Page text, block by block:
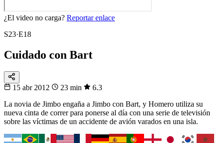
¿El video no carga? Reportar enlace
S23·E18
Cuidado con Bart
15 abr 2012 23 min
6.3
La novia de Jimbo engaña a Jimbo con Bart, y Homero utiliza su
nueva cinta de correr para ponerse al día con una serie de televisión
sobre las víctimas de un accidente de avión varados en una isla.